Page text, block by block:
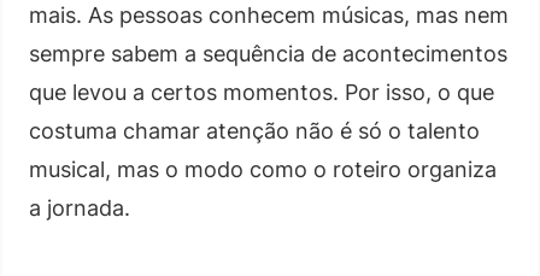
mais. As pessoas conhecem músicas, mas nem
sempre sabem a sequência de acontecimentos
que levou a certos momentos. Por isso, o que
costuma chamar atenção não é só o talento
musical, mas o modo como o roteiro organiza
a jornada.